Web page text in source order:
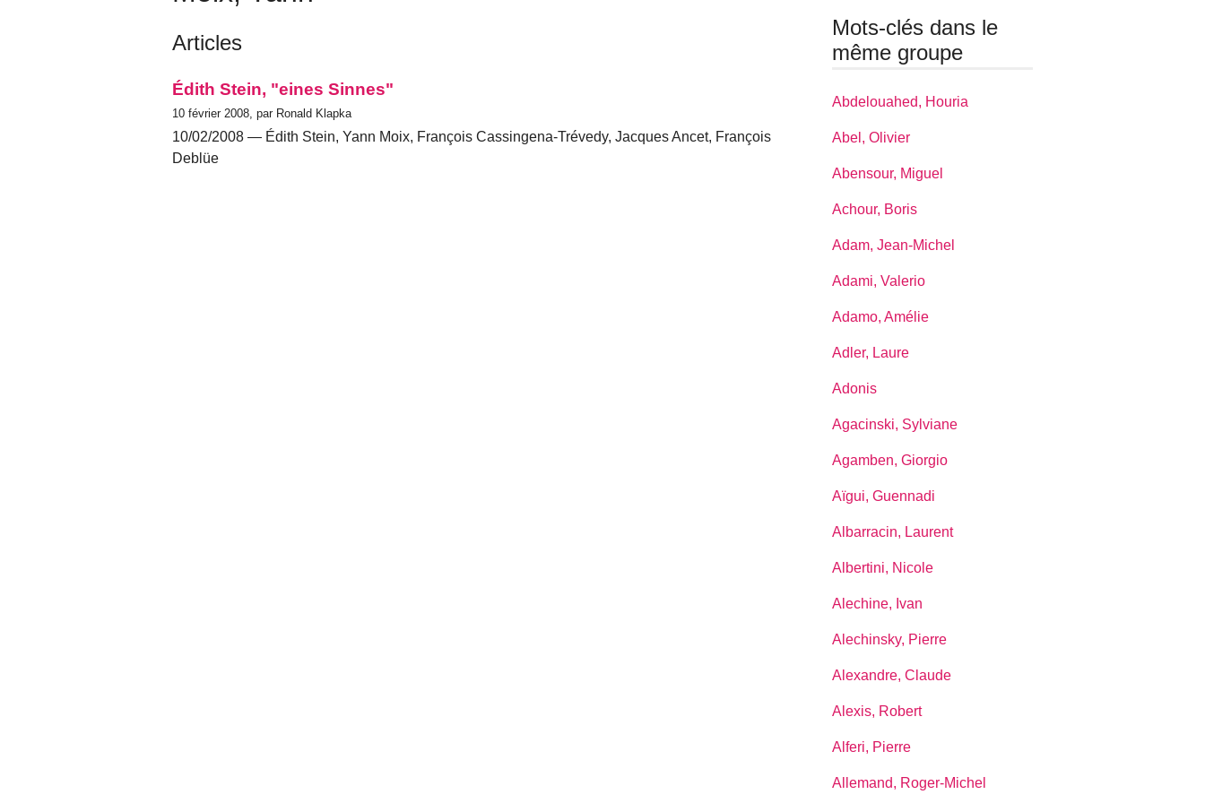
Articles
Édith Stein, "eines Sinnes"
10 février 2008, par Ronald Klapka
10/02/2008 — Édith Stein, Yann Moix, François Cassingena-Trévedy, Jacques Ancet, François
Deblüe
Mots-clés dans le
même groupe
Abdelouahed, Houria
Abel, Olivier
Abensour, Miguel
Achour, Boris
Adam, Jean-Michel
Adami, Valerio
Adamo, Amélie
Adler, Laure
Adonis
Agacinski, Sylviane
Agamben, Giorgio
Aïgui, Guennadi
Albarracin, Laurent
Albertini, Nicole
Alechine, Ivan
Alechinsky, Pierre
Alexandre, Claude
Alexis, Robert
Alferi, Pierre
Allemand, Roger-Michel